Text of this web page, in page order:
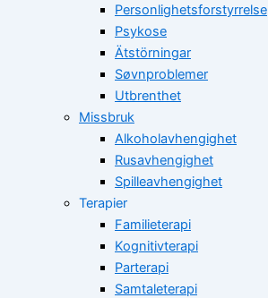
Personlighetsforstyrrelse
Psykose
Ätstörningar
Søvnproblemer
Utbrenthet
Missbruk
Alkoholavhengighet
Rusavhengighet
Spilleavhengighet
Terapier
Familieterapi
Kognitivterapi
Parterapi
Samtaleterapi